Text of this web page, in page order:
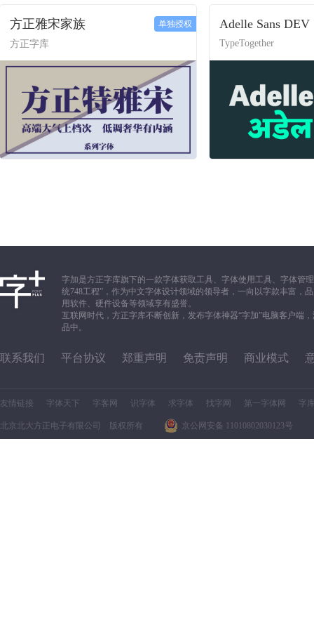
方正雅宋家族
方正字库
单独授权 Adelle Sans DEV
TypeTogether
字加是方正字库旗下的一款字体获取工具、字体使用工具、字体管
统748工程”，作为中文字体设计领域的领导者，一向以字款丰富，
用软件、硬件设备等领域享有盛誉。
互联网时代，方正字库不断创新，发布字体神器“字加”电脑客户端
品中。
联系我们 平台协议 郑重声明 免责声明 商业模式
友情链接 字体天下 字客网 识字体 求字体 找字网 第一字体网 字
北京北大方正电子有限公司 版权所有 京公网安备 11010802030123号